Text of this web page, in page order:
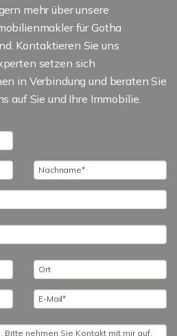
mehr über unsere
für Gotha
Kontaktieren Sie uns
setzen sich
in Verbindung und beraten Sie
auf Sie und Ihre Immobilie.